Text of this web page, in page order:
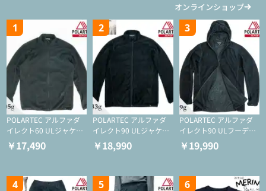
オンラインショップ
1
POLARTEC アルファダ
イレクト60 ULジャケッ
ト（登山/ミドルレイヤ
ー/化繊ジャケット）
￥17,490
2
POLARTEC アルファダ
イレクト90 ULジャケッ
ト（アクティブインサレ
ーション/ミドルレイヤ
￥18,990
3
POLARTEC アルファダ
イレクト90 ULフーディ
（アクティブインサレー
ション/ミドルレイヤー/
￥19,990
4 5 6